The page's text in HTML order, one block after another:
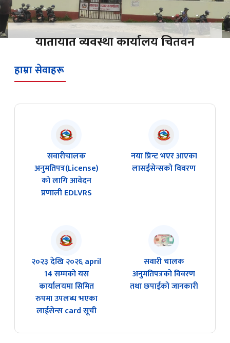
यातायात व्यवस्था कार्यालय चितवन
हाम्रा सेवाहरू
सवारीचालक
अनुमतिपत्र(License)
को लागि आवेदन
प्रणाली EDLVRS
नया प्रिन्ट भएर आएका
लासईसेन्सको विवरण
२०२३ देखि २०२६ april
14 सम्मको यस
कार्यालयमा सिमित
रुपमा उपलब्ध भएका
लाईसेन्स card सूची
सवारी चालक
अनुमतिपत्रको विवरण
तथा छपाईको जानकारी